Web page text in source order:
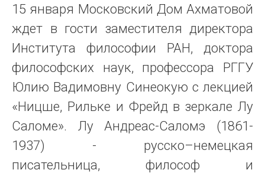
15 января Московский Дом Ахматовой
ждет в гости заместителя директора
Института философии РАН, доктора
философских наук, профессора РГГУ
Юлию Вадимовну Синеокую с лекцией
«Ницше, Рильке и Фрейд в зеркале Лу
Саломе». Лу Андреас-Саломэ (1861-
1937) - русско–немецкая
писательница, философ и